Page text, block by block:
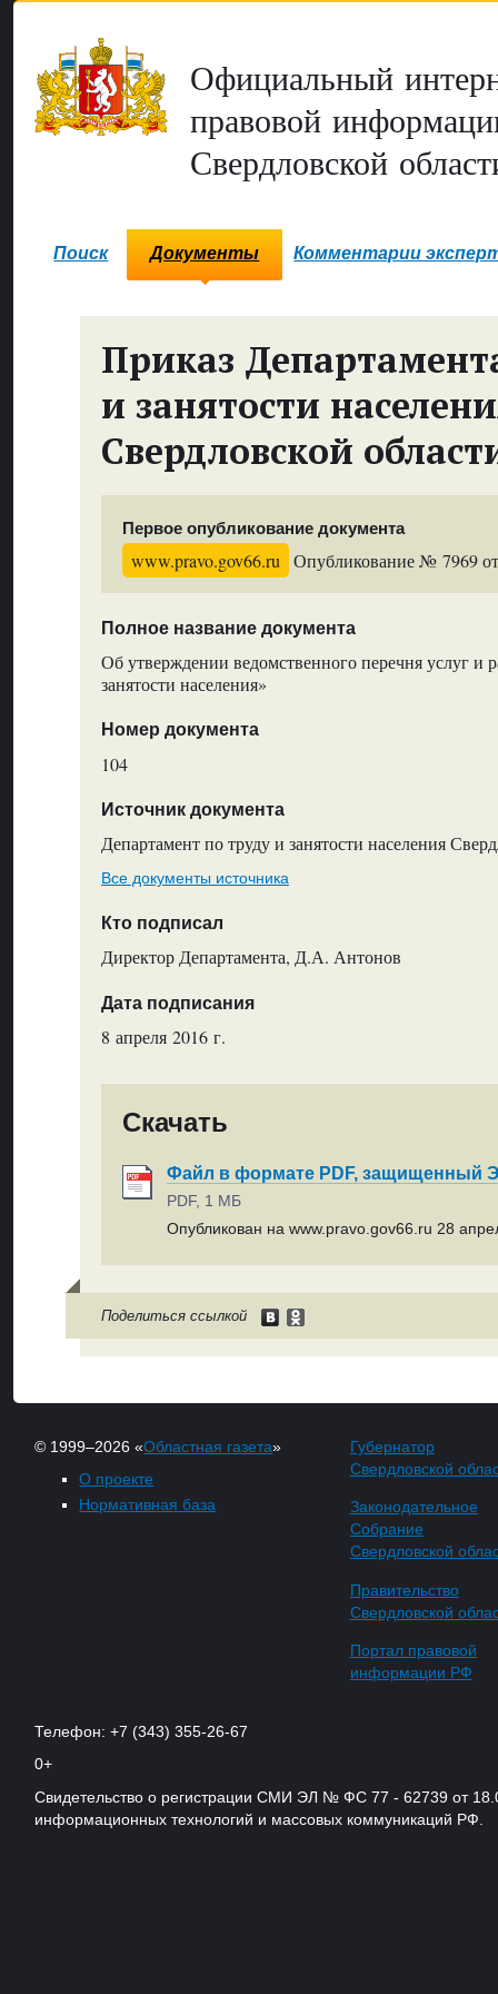
Официальный
правовой
Свердловской
Поиск Документы Комментарии
Приказ
и занятости
Свердловской
Первое опубликование документа
www.pravo.gov66.ru Опубликование № 7969
Полное название документа
Об утверждении ведомственного перечня услуг и
занятости населения»
Номер документа
104
Источник документа
Департамент по труду и занятости населения
Все документы источника
Кто подписал
Директор Департамента, Д.А. Антонов
Дата подписания
8 апреля 2016 г.
Скачать
Файл в формате PDF, защищенный
PDF, 1 МБ
Опубликован на www.pravo.gov66.ru 28
Поделиться ссылкой
© 1999–2026 «Областная газета»
О проекте
Нормативная база
Губернатор
Свердловской
Законодательное
Собрание
Свердловской
Правительство
Свердловской
Портал правовой
информации РФ
Телефон: +7 (343) 355-26-67
0+
Свидетельство о регистрации СМИ ЭЛ № ФС 77 - 62739 от
информационных технологий и массовых коммуникаций РФ.